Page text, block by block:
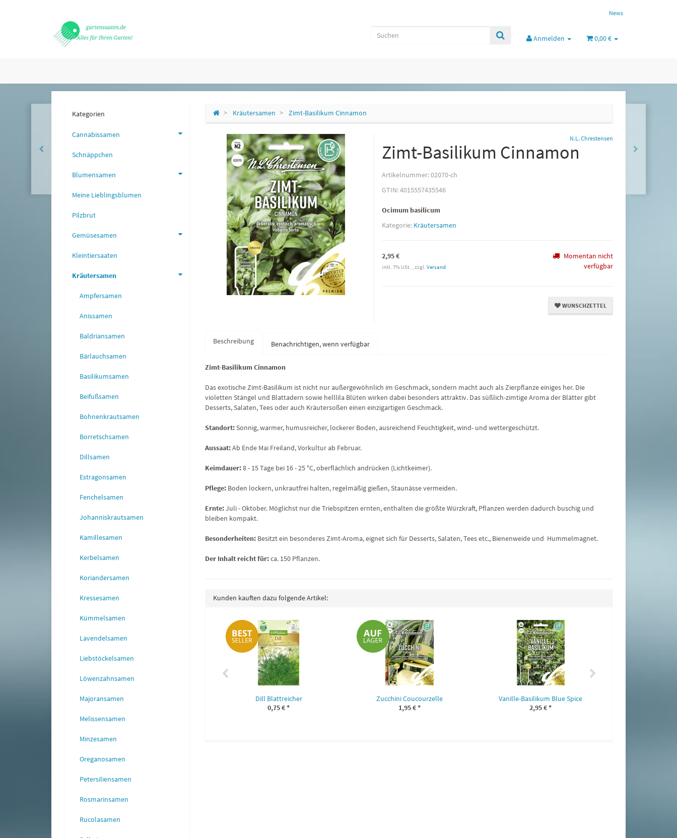
News
Anmelden 0,00 €
Kräutersamen Zimt-Basilikum Cinnamon
N.L. Chrestensen
Zimt-Basilikum Cinnamon
Artikelnummer:02070-ch
GTIN:4015557435546
Ocimum basilicum
Kategorie: Kräutersamen
2,95 €
inkl. 7% USt. , zzgl. Versand
Momentan nicht
verfügbar
WUNSCHZETTEL
Beschreibung Benachrichtigen, wenn verfügbar
Zimt-Basilikum Cinnamon
Das exotische Zimt-Basilikum ist nicht nur außergewöhnlich im Geschmack, sondern macht auch als Zierpflanze einiges her. Die
violetten Stängel und Blattadern sowie helllila Blüten wirken dabei besonders attraktiv. Das süßlich-zimtige Aroma der Blätter gibt
Desserts, Salaten, Tees oder auch Kräutersoßen einen einzigartigen Geschmack.
Standort:Sonnig, warmer, humusreicher, lockerer Boden, ausreichend Feuchtigkeit, wind- und wettergeschützt.
Aussaat:Ab Ende Mai Freiland, Vorkultur ab Februar.
Keimdauer:8 - 15 Tage bei 16 - 25 °C, oberflächlich andrücken (Lichtkeimer).
Pflege: Boden lockern, unkrautfrei halten, regelmäßig gießen, Staunässe vermeiden.
Ernte:Juli - Oktober. Möglichst nur die Triebspitzen ernten, enthalten die größte Würzkraft, Pflanzen werden dadurch buschig und
bleiben kompakt.
Besonderheiten: Besitzt ein besonderes Zimt-Aroma, eignet sich für Desserts, Salaten, Tees etc., Bienenweide und Hummelmagnet.
Der Inhalt reicht für:ca. 150 Pflanzen.
Kunden kauften dazu folgende Artikel:
Dill Blattreicher
0,75 €*
Zucchini Coucourzelle
1,95 €*
Vanille-Basilikum Blue Spice
2,95 €*
Kategorien
Cannabissamen
Schnäppchen
Blumensamen
Meine Lieblingsblumen
Pilzbrut
Gemüsesamen
Kleintiersaaten
Kräutersamen
Ampfersamen
Anissamen
Baldriansamen
Bärlauchsamen
Basilikumsamen
Beifußsamen
Bohnenkrautsamen
Borretschsamen
Dillsamen
Estragonsamen
Fenchelsamen
Johanniskrautsamen
Kamillesamen
Kerbelsamen
Koriandersamen
Kressesamen
Kümmelsamen
Lavendelsamen
Liebstöckelsamen
Löwenzahnsamen
Majoransamen
Melissensamen
Minzesamen
Oreganosamen
Petersiliensamen
Rosmarinsamen
Rucolasamen